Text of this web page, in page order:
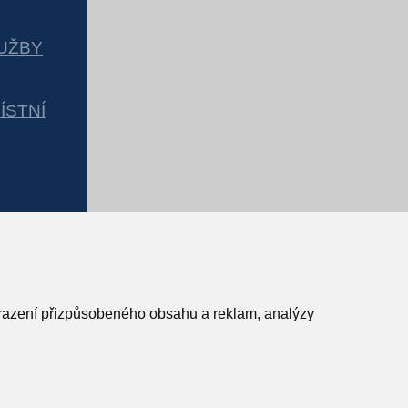
přizpůsobeného obsahu a reklam, analýzy